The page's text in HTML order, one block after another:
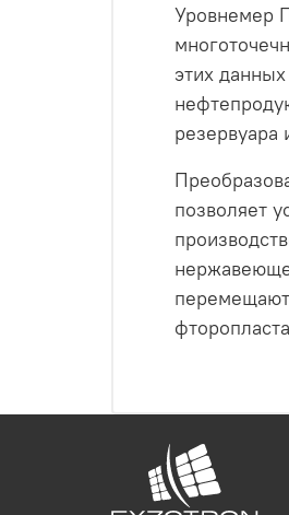
Уровнемер
этих
резервуара
позволяет